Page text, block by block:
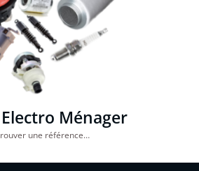
Electro Ménager
une référence…